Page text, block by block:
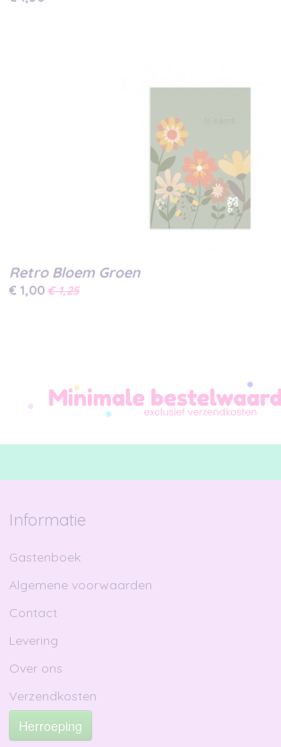
Retro Bloem Groen
€ 1,00€ 1,25
Informatie
Gastenboek
Algemene voorwaarden
Contact
Levering
Over ons
Verzendkosten
Herroeping